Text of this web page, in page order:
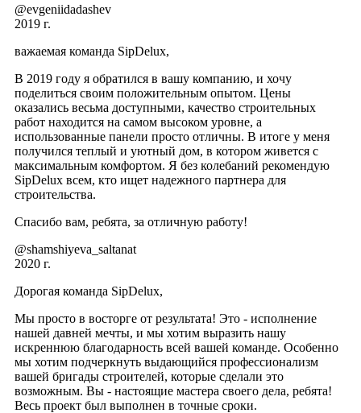
@evgeniidadashev
2019 г.
важаемая команда SipDelux,
В 2019 году я обратился в вашу компанию, и хочу
поделиться своим положительным опытом. Цены
оказались весьма доступными, качество строительных
работ находится на самом высоком уровне, а
использованные панели просто отличны. В итоге у меня
получился теплый и уютный дом, в котором живется с
максимальным комфортом. Я без колебаний рекомендую
SipDelux всем, кто ищет надежного партнера для
строительства.
Спасибо вам, ребята, за отличную работу!
@shamshiyeva_saltanat
2020 г.
Дорогая команда SipDelux,
Мы просто в восторге от результата! Это - исполнение
нашей давней мечты, и мы хотим выразить нашу
искреннюю благодарность всей вашей команде. Особенно
мы хотим подчеркнуть выдающийся профессионализм
вашей бригады строителей, которые сделали это
возможным. Вы - настоящие мастера своего дела, ребята!
Весь проект был выполнен в точные сроки.